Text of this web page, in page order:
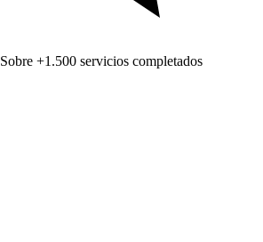
Sobre +1.500 servicios completados